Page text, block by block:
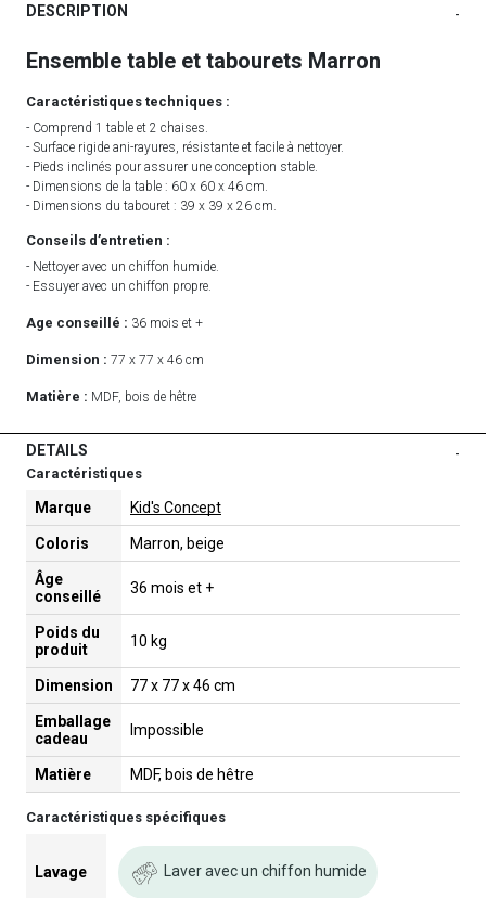
DESCRIPTION -
Ensemble table et tabourets Marron
Caractéristiques techniques :
- Comprend 1 table et 2 chaises.
- Surface rigide ani-rayures, résistante et facile à nettoyer.
- Pieds inclinés pour assurer une conception stable.
- Dimensions de la table : 60 x 60 x 46 cm.
- Dimensions du tabouret : 39 x 39 x 26 cm.
Conseils d’entretien :
- Nettoyer avec un chiffon humide.
- Essuyer avec un chiffon propre.
Age conseillé : 36 mois et +
Dimension : 77 x 77 x 46 cm
Matière : MDF, bois de hêtre
DETAILS -
Caractéristiques
Marque Kid's Concept
Coloris Marron, beige
Âge
conseillé
36 mois et +
Poids du
produit
10 kg
Dimension 77 x 77 x 46 cm
Emballage
cadeau
Impossible
Matière MDF, bois de hêtre
Caractéristiques spécifiques
Lavage Laver avec un chiffon humide